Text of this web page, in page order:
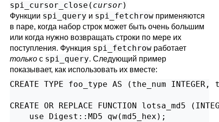
spi_cursor_close( cursor)
Функции spi_query и spi_fetchrow применяются
в паре, когда набор строк может быть очень большим
или когда нужно возвращать строки по мере их
поступления. Функция spi_fetchrow работает
только с spi_query. Следующий пример
показывает, как использовать их вместе:
CREATE TYPE foo_type AS (the_num
CREATE OR REPLACE FUNCTION lotsa_md5
    use Digest::MD5 qw(md5_hex);